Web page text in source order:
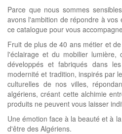
Parce que nous sommes
avons l'ambition de répondre à vos
ce catalogue pour vous
Fruit de plus de 40 ans métier et
l'éclairage et du mobilier lumière,
développés et fabriqués dans
modernité et tradition, inspirés par
culturelles de nos villes,
algériens, créant cette alchimie
produits ne peuvent vous laisser
Une émotion face à la beauté et à
d'être des Algériens.